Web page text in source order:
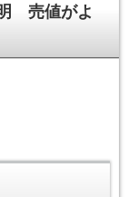
売値がよ